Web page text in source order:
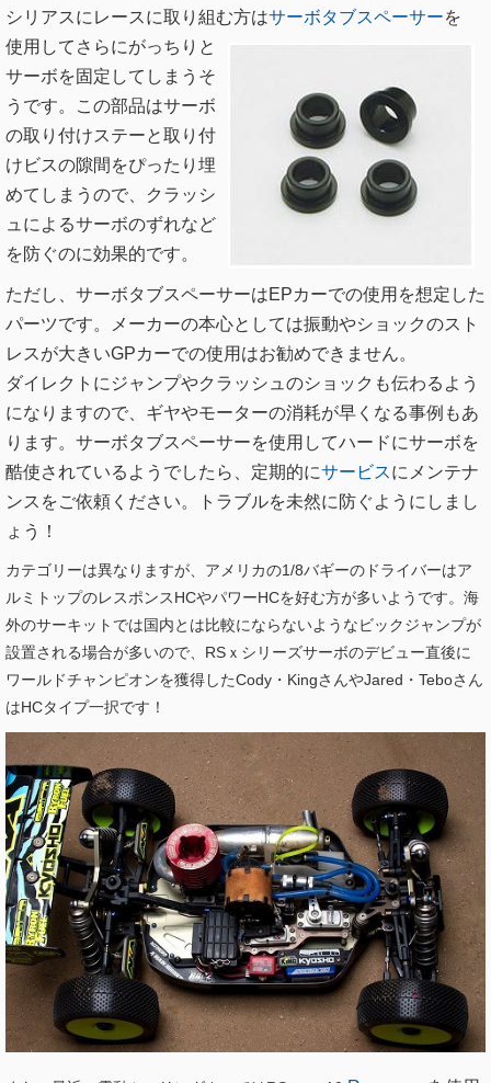
シリアスにレースに取り組む方はサーボタブスペーサーを
使用してさらにがっちりと
サーボを固定してしまうそ
うです。この部品はサーボ
の取り付けステーと取り付
けビスの隙間をぴったり埋
めてしまうので、クラッシ
ュによるサーボのずれなど
を防ぐのに効果的です。
ただし、サーボタブスペーサーはEPカーでの使用を想定した
パーツです。メーカーの本心としては振動やショックのスト
レスが大きいGPカーでの使用はお勧めできません。
ダイレクトにジャンプやクラッシュのショックも伝わるよう
になりますので、ギヤやモーターの消耗が早くなる事例もあ
ります。サーボタブスペーサーを使用してハードにサーボを
酷使されているようでしたら、定期的にサービスにメンテナ
ンスをご依頼ください。トラブルを未然に防ぐようにしまし
ょう！
カテゴリーは異なりますが、アメリカの1/8バギーのドライバーはア
ルミトップのレスポンスHCやパワーHCを好む方が多いようです。海
外のサーキットでは国内とは比較にならないようなビックジャンプが
設置される場合が多いので、RSｘシリーズサーボのデビュー直後に
ワールドチャンピオンを獲得したCody・KingさんやJared・Teboさん
はHCタイプ一択です！